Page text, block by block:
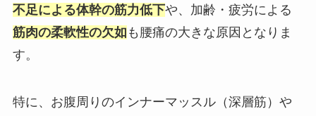
不足による体幹の筋力低下や、加齢・疲労による
筋肉の柔軟性の欠如 も腰痛の大きな原因となりま
す。
特に、お腹周りのインナーマッスル（深層筋）や